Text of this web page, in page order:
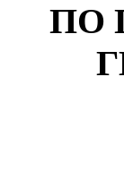
ПО